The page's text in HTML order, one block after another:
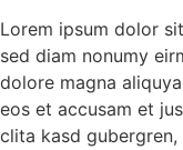
Lorem ipsum dolor
sed diam nonumy
dolore magna
eos et accusam et
clita kasd